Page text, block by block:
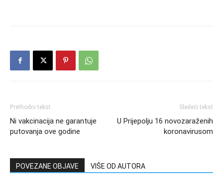
Prethodni tekst
Ni vakcinacija ne garantuje
putovanja ove godine
Sledeći tekst
U Prijepolju 16 novozaraženih
koronavirusom
POVEZANE OBJAVE VIŠE OD AUTORA